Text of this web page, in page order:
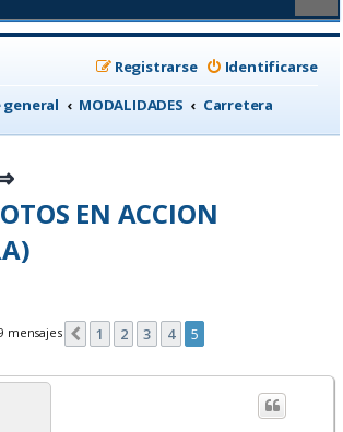
Identificarse
Registrarse
general MODALIDADES Carretera
EN ACCION
mensajes Anterior
1 2 3 4 5